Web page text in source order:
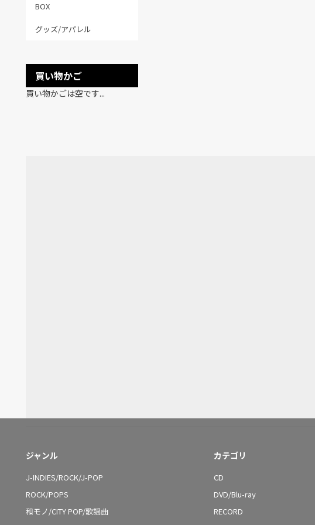
BOX
グッズ/アパレル
買い物かご
買い物かごは空です...
ジャンル
J-INDIES/ROCK/J-POP
ROCK/POPS
和モノ/CITY POP/歌謡曲
カテゴリ
CD
DVD/Blu-ray
RECORD